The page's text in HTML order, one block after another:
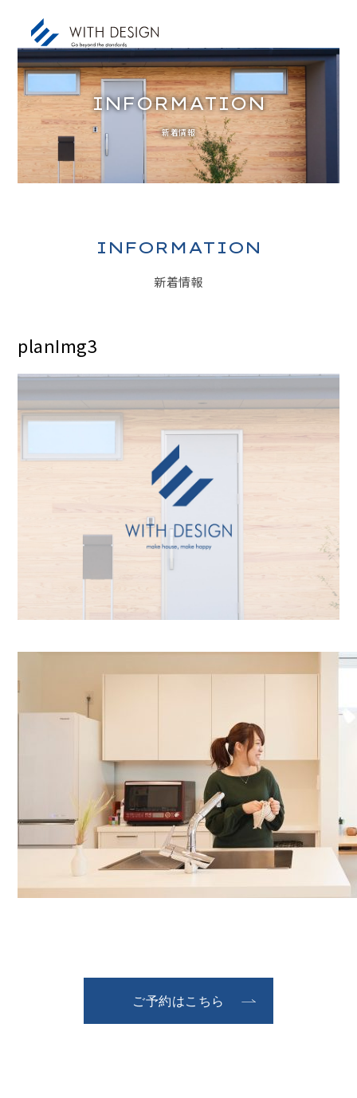
お知らせ / INFORMATION
人生設計 / LIFE PLAN
家づくりのコンセプト / CONCEPT
アフターサービス / AFTER SERVICE
施工事例 / DESIGN IMAGE
INFORMATION
新着情報
INFORMATION
新着情報
planImg3
ご予約はこちら